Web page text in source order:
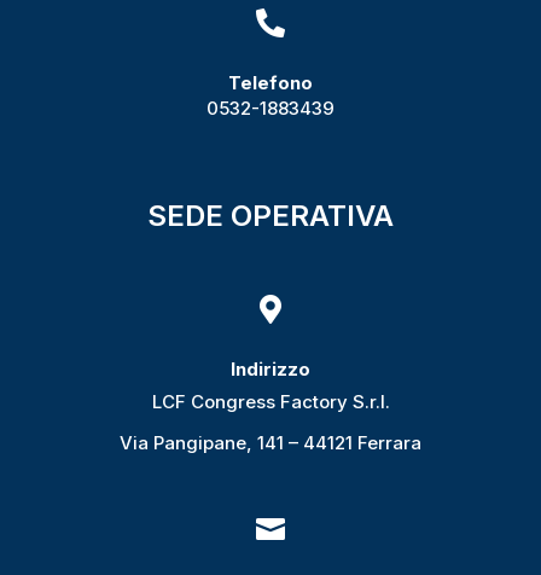

Telefono
0532-1883439
SEDE OPERATIVA

Indirizzo
LCF Congress Factory S.r.l.
Via Pangipane, 141 – 44121 Ferrara
